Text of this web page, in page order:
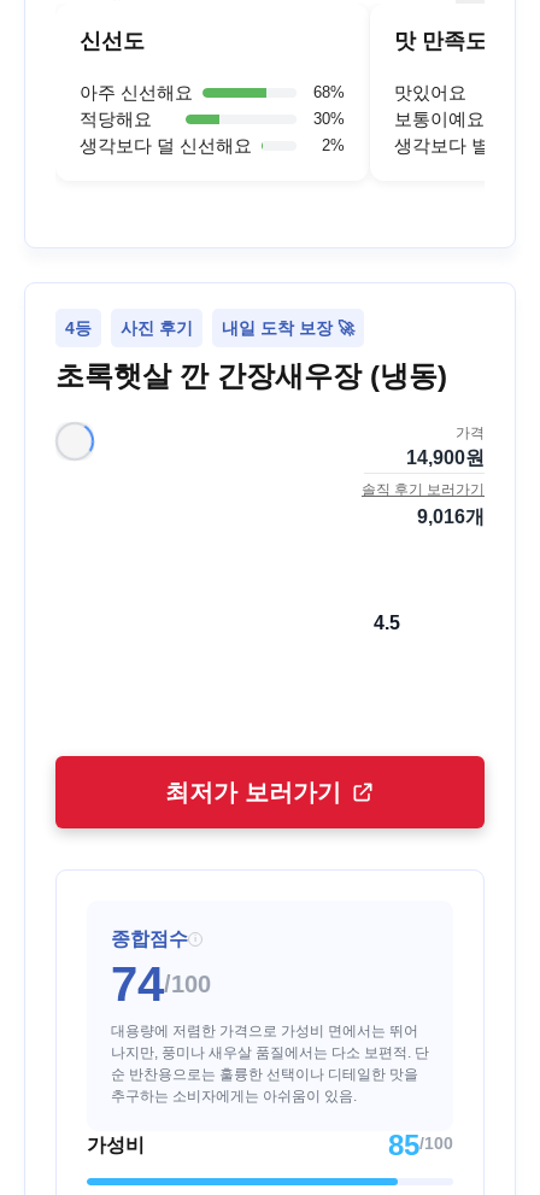
신선도
아주 신선해요 68%
적당해요 30%
생각보다 덜 신선해요 2%
맛 만족도
맛있어요
보통이예요
생각보다 별로예
4등 사진 후기 내일 도착 보장 🚀
초록햇살 깐 간장새우장 (냉동)
가격
14,900원
솔직 후기 보러가기
9,016개
4.5
최저가 보러가기
종합점수 i
74/100
대용량에 저렴한 가격으로 가성비 면에서는 뛰어
나지만, 풍미나 새우살 품질에서는 다소 보편적. 단
순 반찬용으로는 훌륭한 선택이나 디테일한 맛을
추구하는 소비자에게는 아쉬움이 있음.
가성비 85/100